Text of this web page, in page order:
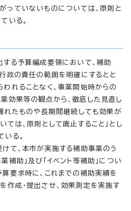
っていないものについては、原則と
いる。
る予算編成要領において、補助
行政の責任の範囲を明確にするとと
われることなく、事業開始時からの
効果等の観点から、徹底した見直し
薄れたものや長期間継続しても効果が
ては、原則として廃止すること」とし
いる。
て、本市が実施する補助事業のう
補助」及び「イベント等補助」につい
算要求時に、これまでの補助実績を
作成・提出させ、効果測定を実施す